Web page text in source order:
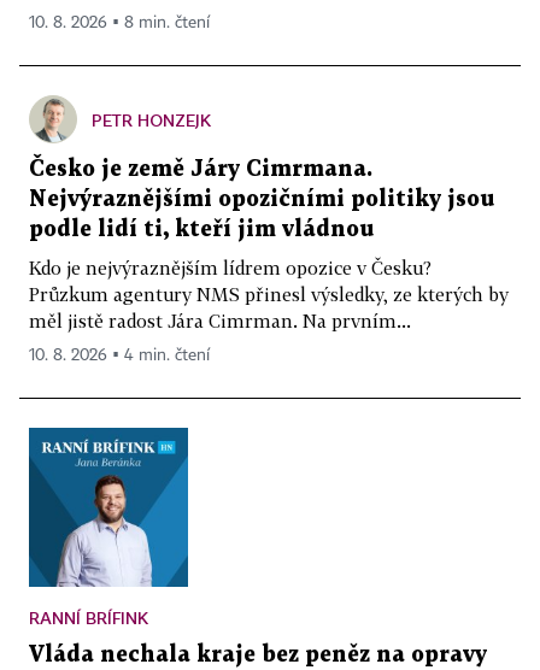
10. 8. 2026 ▪ 8 min. čtení
PETR HONZEJK
Česko je země Járy Cimrmana.
Nejvýraznějšími opozičními politiky jsou
podle lidí ti, kteří jim vládnou
Kdo je nejvýraznějším lídrem opozice v Česku?
Průzkum agentury NMS přinesl výsledky, ze kterých by
měl jistě radost Jára Cimrman. Na prvním...
10. 8. 2026 ▪ 4 min. čtení
RANNÍ BRÍFINK
Vláda nechala kraje bez peněz na opravy